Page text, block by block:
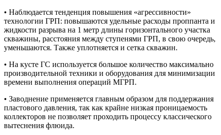
• Наблюдается тенденция повышения «агрессивности»
технологии ГРП: повышаются удельные расходы проппанта и
жидкости разрыва на 1 метр длины горизонтального участка
скважины, расстояния между ступенями ГРП, в свою очередь,
уменьшаются. Также уплотняется и сетка скважин.
• На кусте ГС используется большое количество максимально
производительной техники и оборудования для минимизации
времени выполнения операций МГРП.
• Заводнение применяется главным образом для поддержания
пластового давления, так как крайне низкая проницаемость
коллекторов не позволяет проходить процессу классического
вытеснения флюида.